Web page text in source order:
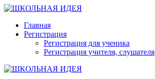
Перейти
контентуГлавная
Регистрация
Регистрация для ученика
Регистрация учителя, слушателя